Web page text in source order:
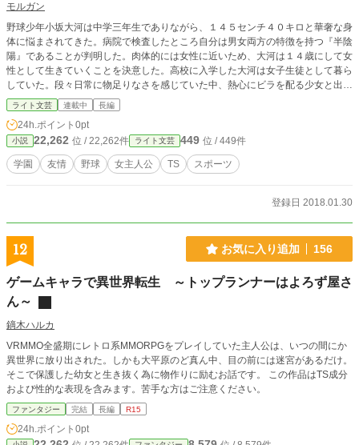
モルガン
野球少年小坂大河は中学三年生でありながら、１４５センチ４０キロと華奢な身
体に悩まされてきた。病院で検査したところ自分は男女両方の特徴を持つ『半陰
陽』であることが判明した。肉体的には女性に近いため、大河は１４歳にして女
性として生きていくことを決意した。高校に入学した大河は女子生徒として暮ら
していた。段々日常に物足りなさを感じていた中、熱心にビラを配る少女と出会
う。彼女の名前は大沢青空。この学園に女子野球部を作り、全国大会が行われる
甲子園への出場を目指しているとの事。明朗快活な彼女に引っ張られるように、
野球への情熱を取り戻していく大河。チームメイトと共に女子野球で甲子園を目
指す事になった元少年の一風変わったおはなし。
ライト文芸 連載中 長編
24h.ポイント 0pt
小説 22,262 位 / 22,262件 ライト文芸 449 位 / 449件
学園 友情 野球 女主人公 TS スポーツ
登録日 2018.01.30
12 お気に入り追加 156
ゲームキャラで異世界転生 ～トップランナーはよろず屋さ
ん～
鏑木ハルカ
VRMMO全盛期にレトロ系MMORPGをプレイしていた主人公は、いつの間にか
異世界に放り出された。しかも大平原のど真ん中、目の前には迷宮があるだけ。
そこで保護した幼女と生き抜く為に物作りに励むお話です。 この作品はTS成分
および性的な表現を含みます。苦手な方はご注意ください。
ファンタジー 完結 長編 R15
24h.ポイント 0pt